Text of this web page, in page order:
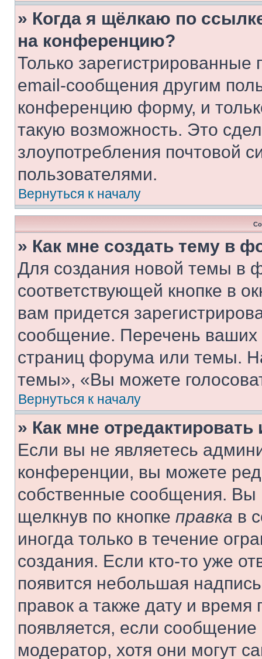
» Когда я щёлкаю по
на конференцию?
Только зарегистрированные
email-сообщения другим
конференцию форму, и
такую возможность. Это
злоупотребления почтовой
пользователями.
Вернуться к началу
» Как мне создать тему в
Для создания новой темы в
соответствующей кнопке в
вам придется
сообщение. Перечень ваших
страниц форума или темы.
темы», «Вы можете
Вернуться к началу
» Как мне
Если вы не являетесь
конференции, вы можете
собственные сообщения. Вы
щелкнув по кнопке правка в
иногда только в течение
создания. Если кто-то уже
появится небольшая
правок а также дату и
появляется, если
модератор, хотя они могут